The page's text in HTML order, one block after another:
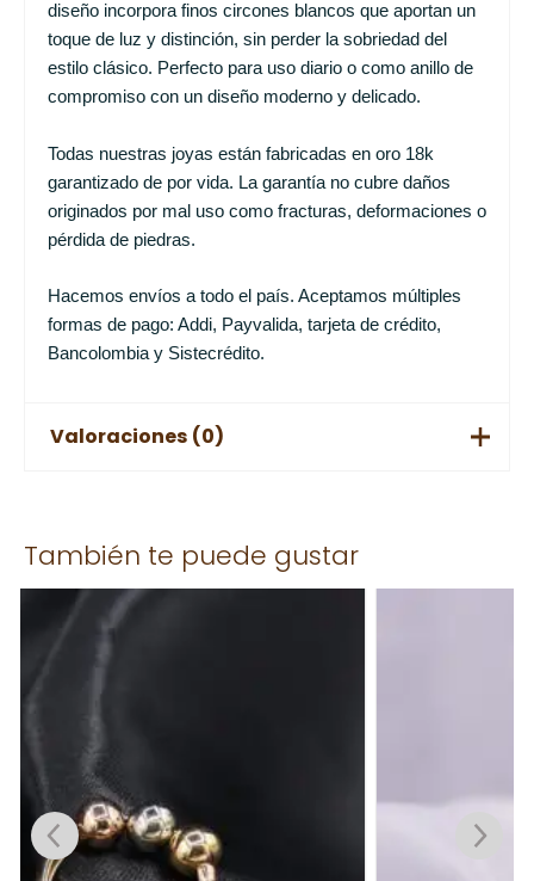
diseño incorpora finos circones blancos que aportan un
toque de luz y distinción, sin perder la sobriedad del
estilo clásico. Perfecto para uso diario o como anillo de
compromiso con un diseño moderno y delicado.
Todas nuestras joyas están fabricadas en oro 18k
garantizado de por vida. La garantía no cubre daños
originados por mal uso como fracturas, deformaciones o
pérdida de piedras.
Hacemos envíos a todo el país. Aceptamos múltiples
formas de pago: Addi, Payvalida, tarjeta de crédito,
Bancolombia y Sistecrédito.
Valoraciones (0)
Solo los usuarios registrados que hayan comprado este
producto pueden hacer una valoración.
También te puede gustar